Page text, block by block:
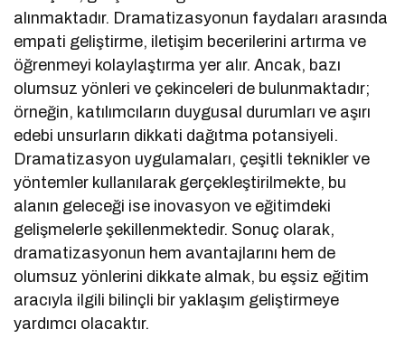
alınmaktadır. Dramatizasyonun faydaları arasında
empati geliştirme, iletişim becerilerini artırma ve
öğrenmeyi kolaylaştırma yer alır. Ancak, bazı
olumsuz yönleri ve çekinceleri de bulunmaktadır;
örneğin, katılımcıların duygusal durumları ve aşırı
edebi unsurların dikkati dağıtma potansiyeli.
Dramatizasyon uygulamaları, çeşitli teknikler ve
yöntemler kullanılarak gerçekleştirilmekte, bu
alanın geleceği ise inovasyon ve eğitimdeki
gelişmelerle şekillenmektedir. Sonuç olarak,
dramatizasyonun hem avantajlarını hem de
olumsuz yönlerini dikkate almak, bu eşsiz eğitim
aracıyla ilgili bilinçli bir yaklaşım geliştirmeye
yardımcı olacaktır.